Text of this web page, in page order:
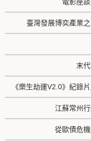
臺灣發展博奕產業
末
《樂生劫運V2.0》紀錄
江蘇常州
從歐債危